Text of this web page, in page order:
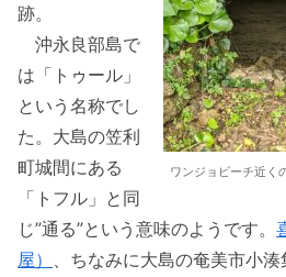
ワンジョビーチ近く
跡。
沖永良部島で
は「トゥール」
という名称でし
た。大島の笠利
町城間にある
「トフル」と同
じ”通る”という意味のようです。
屋）
、ちなみに大島の奄美市小